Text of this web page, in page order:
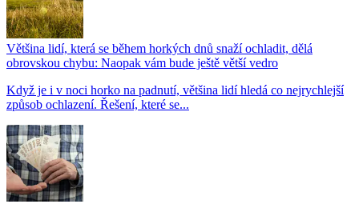
Většina lidí, která se během horkých dnů snaží ochladit, dělá
obrovskou chybu: Naopak vám bude ještě větší vedro
Když je i v noci horko na padnutí, většina lidí hledá co nejrychlejší
způsob ochlazení. Řešení, které se...